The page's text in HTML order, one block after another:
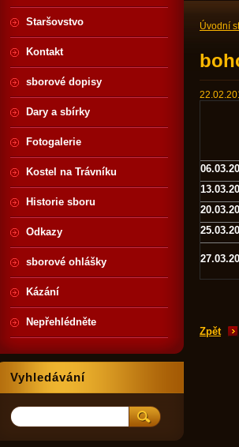
Úvodní
Zpět
Staršovstvo
Kontakt
sborové dopisy
Dary a sbírky
Fotogalerie
Kostel na Trávníku
Historie sboru
Odkazy
sborové ohlášky
Kázání
Nepřehlédněte
Vyhledávání